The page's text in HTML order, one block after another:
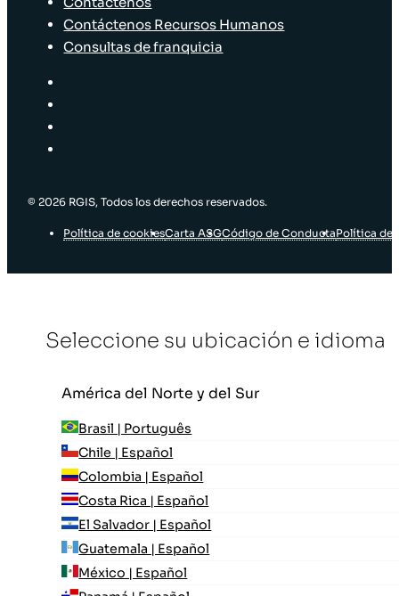
Contáctenos Recursos Humanos
Consultas de franquicia
© 2026 RGIS, Todos los derechos reservados.
Política de cookiesCarta ASGCódigo de ConductaPolítica de
Seleccione su ubicación e idioma
América del Norte y del Sur
Brasil | Português
Chile | Español
Colombia | Español
Costa Rica | Español
El Salvador | Español
Guatemala | Español
México | Español